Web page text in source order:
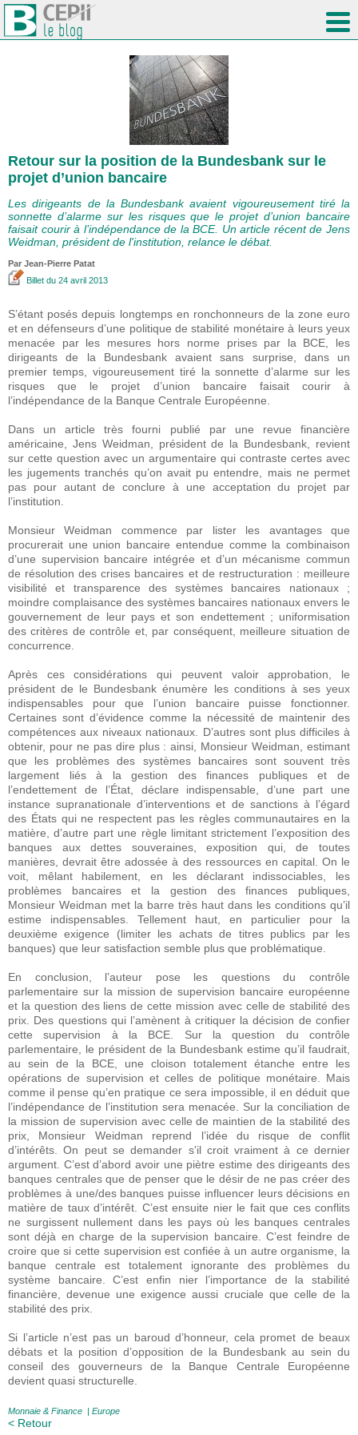
Retour sur la position de la Bundesbank sur le
projet d’union bancaire
Les dirigeants de la Bundesbank avaient vigoureusement tiré la
sonnette d’alarme sur les risques que le projet d’union bancaire
faisait courir à l’indépendance de la BCE. Un article récent de Jens
Weidman, président de l'institution, relance le débat.
Par Jean-Pierre Patat
Billet du 24 avril 2013
S’étant posés depuis longtemps en ronchonneurs de la zone euro
et en défenseurs d’une politique de stabilité monétaire à leurs yeux
menacée par les mesures hors norme prises par la BCE, les
dirigeants de la Bundesbank avaient sans surprise, dans un
premier temps, vigoureusement tiré la sonnette d’alarme sur les
risques que le projet d’union bancaire faisait courir à
l’indépendance de la Banque Centrale Européenne.
Dans un article très fourni publié par une revue financière
américaine, Jens Weidman, président de la Bundesbank, revient
sur cette question avec un argumentaire qui contraste certes avec
les jugements tranchés qu’on avait pu entendre, mais ne permet
pas pour autant de conclure à une acceptation du projet par
l’institution.
Monsieur Weidman commence par lister les avantages que
procurerait une union bancaire entendue comme la combinaison
d’une supervision bancaire intégrée et d’un mécanisme commun
de résolution des crises bancaires et de restructuration : meilleure
visibilité et transparence des systèmes bancaires nationaux ;
moindre complaisance des systèmes bancaires nationaux envers le
gouvernement de leur pays et son endettement ; uniformisation
des critères de contrôle et, par conséquent, meilleure situation de
concurrence.
Après ces considérations qui peuvent valoir approbation, le
président de le Bundesbank énumère les conditions à ses yeux
indispensables pour que l’union bancaire puisse fonctionner.
Certaines sont d’évidence comme la nécessité de maintenir des
compétences aux niveaux nationaux. D’autres sont plus difficiles à
obtenir, pour ne pas dire plus : ainsi, Monsieur Weidman, estimant
que les problèmes des systèmes bancaires sont souvent très
largement liés à la gestion des finances publiques et de
l’endettement de l’État, déclare indispensable, d’une part une
instance supranationale d’interventions et de sanctions à l’égard
des États qui ne respectent pas les règles communautaires en la
matière, d’autre part une règle limitant strictement l’exposition des
banques aux dettes souveraines, exposition qui, de toutes
manières, devrait être adossée à des ressources en capital. On le
voit, mêlant habilement, en les déclarant indissociables, les
problèmes bancaires et la gestion des finances publiques,
Monsieur Weidman met la barre très haut dans les conditions qu’il
estime indispensables. Tellement haut, en particulier pour la
deuxième exigence (limiter les achats de titres publics par les
banques) que leur satisfaction semble plus que problématique.
En conclusion, l’auteur pose les questions du contrôle
parlementaire sur la mission de supervision bancaire européenne
et la question des liens de cette mission avec celle de stabilité des
prix. Des questions qui l’amènent à critiquer la décision de confier
cette supervision à la BCE. Sur la question du contrôle
parlementaire, le président de la Bundesbank estime qu’il faudrait,
au sein de la BCE, une cloison totalement étanche entre les
opérations de supervision et celles de politique monétaire. Mais
comme il pense qu’en pratique ce sera impossible, il en déduit que
l’indépendance de l’institution sera menacée. Sur la conciliation de
la mission de supervision avec celle de maintien de la stabilité des
prix, Monsieur Weidman reprend l’idée du risque de conflit
d’intérêts. On peut se demander s'il croit vraiment à ce dernier
argument. C’est d’abord avoir une piètre estime des dirigeants des
banques centrales que de penser que le désir de ne pas créer des
problèmes à une/des banques puisse influencer leurs décisions en
matière de taux d’intérêt. C’est ensuite nier le fait que ces conflits
ne surgissent nullement dans les pays où les banques centrales
sont déjà en charge de la supervision bancaire. C’est feindre de
croire que si cette supervision est confiée à un autre organisme, la
banque centrale est totalement ignorante des problèmes du
système bancaire. C’est enfin nier l’importance de la stabilité
financière, devenue une exigence aussi cruciale que celle de la
stabilité des prix.
Si l’article n’est pas un baroud d’honneur, cela promet de beaux
débats et la position d’opposition de la Bundesbank au sein du
conseil des gouverneurs de la Banque Centrale Européenne
devient quasi structurelle.
Monnaie & Finance Europe
< Retour